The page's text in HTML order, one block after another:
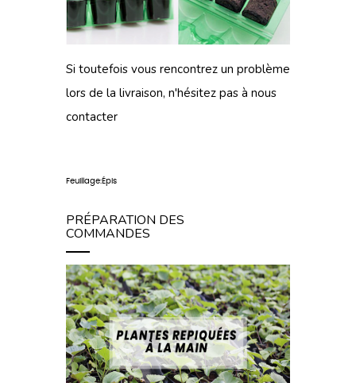
Si toutefois vous rencontrez un problème
lors de la livraison, n'hésitez pas à nous
contacter
Feuillage:Épis
PRÉPARATION DES
COMMANDES